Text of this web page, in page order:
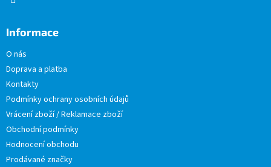
Informace
O nás
Doprava a platba
Kontakty
Podmínky ochrany osobních údajů
Vrácení zboží / Reklamace zboží
Obchodní podmínky
Hodnocení obchodu
Prodávané značky